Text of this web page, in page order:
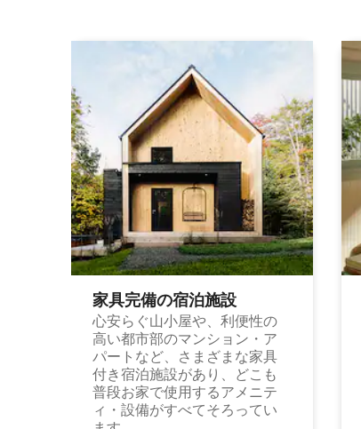
家具完備の宿⁠泊⁠施⁠設
心安らぐ山小屋や、利便性の
高い都市部のマンション・ア
パートなど、さまざまな家具
付き宿泊施設があり、どこも
普段お家で使用するアメニテ
ィ・設備がすべてそろってい